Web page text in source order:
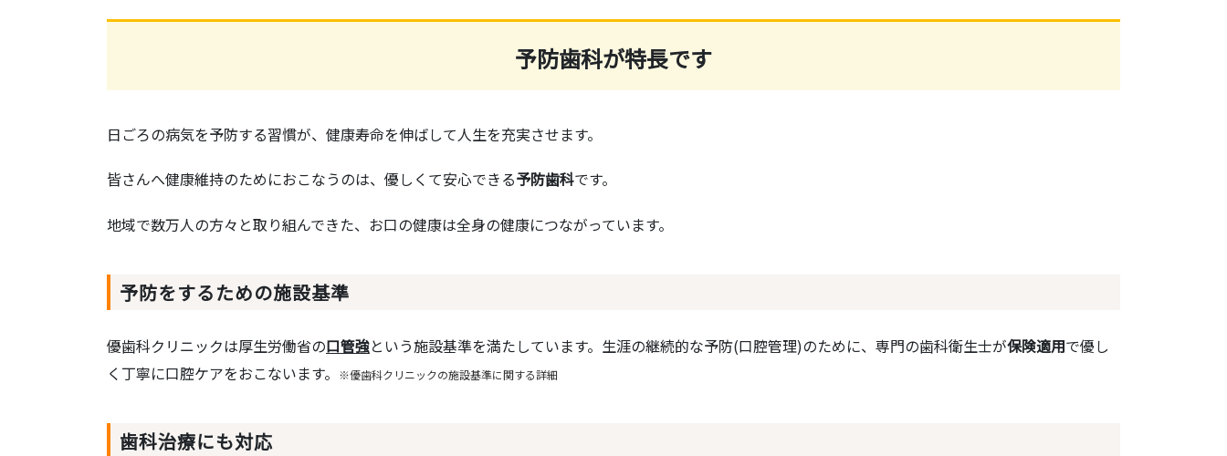
予防歯科が特長です
日ごろの病気を予防する習慣が、健康寿命を伸ばして人生を充実させます。
皆さんへ健康維持のためにおこなうのは、優しくて安心できる予防歯科です。
地域で数万人の方々と取り組んできた、お口の健康は全身の健康につながっています。
予防をするための施設基準
優歯科クリニックは厚生労働省の口管強という施設基準を満たしています。生涯の継続的な予防(口腔管理)のために、専門の歯科衛生士が保険適用で優し
く丁寧に口腔ケアをおこないます。
※優歯科クリニックの施設基準に関する詳細
歯科治療にも対応